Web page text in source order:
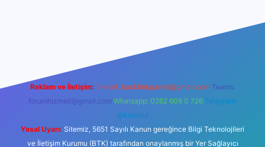
Reklam ve İletişim: E-mail: backlinkpaneli@gmail.com Teams:
forumhizmeti@gmail.com Whatsapp: 0262 606 0 726 Telegram:
@karabul
Yasal Uyarı: Sitemiz, 5651 Sayılı Kanun gereğince Bilgi Teknolojileri
ve İletişim Kurumu (BTK) tarafından onaylanmış bir Yer Sağlayıcı